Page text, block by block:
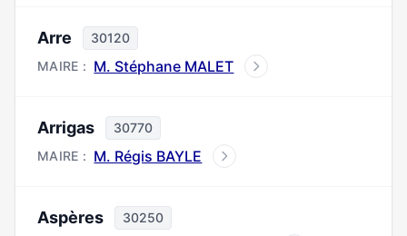
Arre
30120
MAIRE : M. Stéphane MALET
Arrigas
30770
MAIRE : M. Régis BAYLE
Aspères
30250